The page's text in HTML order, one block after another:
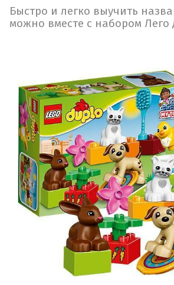
Быстро и легко выучить
можно вместе с набором